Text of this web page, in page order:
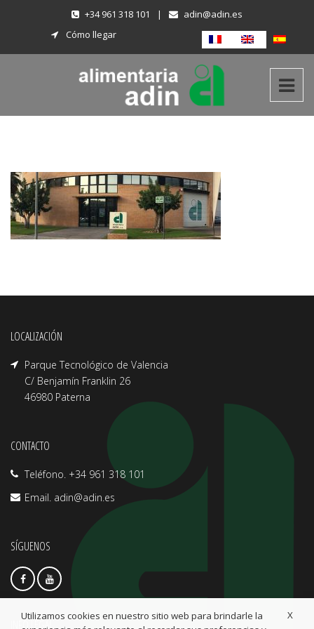
+34 961 318 101 |
adin@adin.es
Cómo llegar
LOCALIZACIÓN
Parque Tecnológico de Valencia
C/ Benjamín Franklin 26
46980 Paterna
CONTACTO
Teléfono. +34 961 318 101
Email. adin@adin.es
SÍGUENOS
INFO LEGAL
X
Utilizamos cookies en nuestro sitio web para brindarle la